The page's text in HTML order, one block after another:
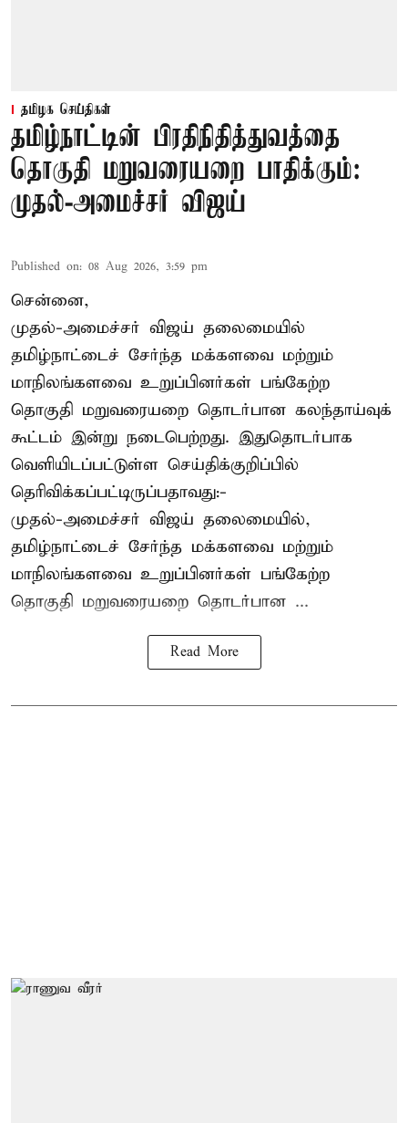
தமிழக செய்திகள்
தமிழ்நாட்டின் பிரதிநிதித்துவத்தை
தொகுதி மறுவரையறை பாதிக்கும்:
முதல்-அமைச்சர் விஜய்
Published on: 08 Aug 2026, 3:59 pm
சென்னை,
முதல்-அமைச்சர் விஜய் தலைமையில்
தமிழ்நாட்டைச் சேர்ந்த மக்களவை மற்றும்
மாநிலங்களவை உறுப்பினர்கள் பங்கேற்ற
தொகுதி மறுவரையறை தொடர்பான கலந்தாய்வுக்
கூட்டம் இன்று நடைபெற்றது. இதுதொடர்பாக
வெளியிடப்பட்டுள்ள செய்திக்குறிப்பில்
தெரிவிக்கப்பட்டிருப்பதாவது:-
முதல்-அமைச்சர் விஜய் தலைமையில்,
தமிழ்நாட்டைச் சேர்ந்த மக்களவை மற்றும்
மாநிலங்களவை உறுப்பினர்கள் பங்கேற்ற
தொகுதி மறுவரையறை தொடர்பான ...
Read More